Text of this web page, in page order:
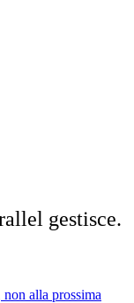
gestisce.
alla prossima